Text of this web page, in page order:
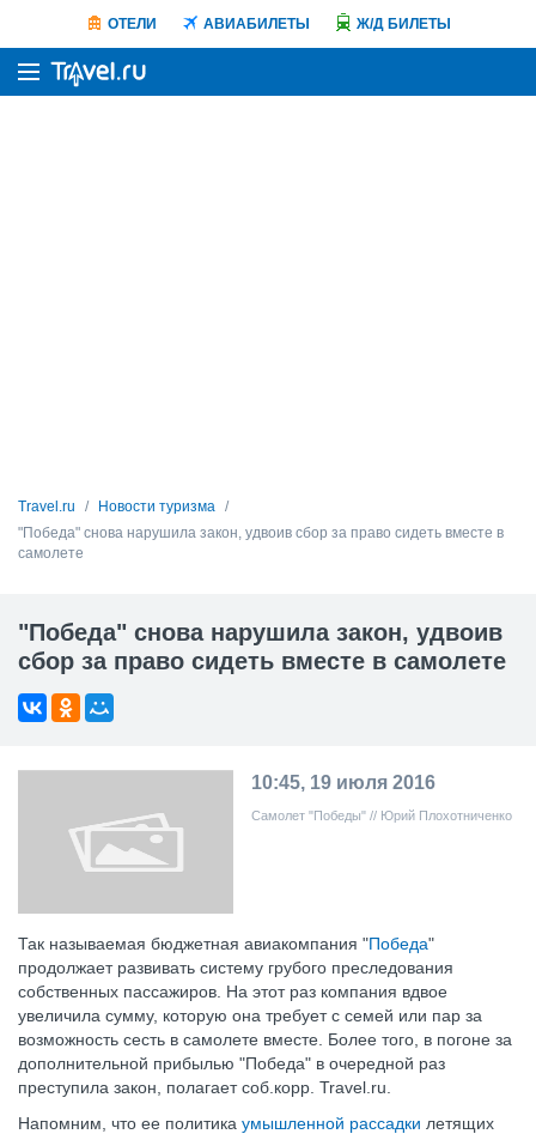
ОТЕЛИ АВИАБИЛЕТЫ Ж/Д БИЛЕТЫ
Travel.ru
Новости туризма
"Победа" снова нарушила закон, удвоив сбор за право сидеть вместе в
самолете
"Победа" снова нарушила закон, удвоив
сбор за право сидеть вместе в самолете
10:45, 19 июля 2016
Самолет "Победы" // Юрий Плохотниченко
Так называемая бюджетная авиакомпания "Победа"
продолжает развивать систему грубого преследования
собственных пассажиров. На этот раз компания вдвое
увеличила сумму, которую она требует с семей или пар за
возможность сесть в самолете вместе. Более того, в погоне за
дополнительной прибылью "Победа" в очередной раз
преступила закон, полагает соб.корр. Travel.ru.
Напомним, что ее политика умышленной рассадки летящих